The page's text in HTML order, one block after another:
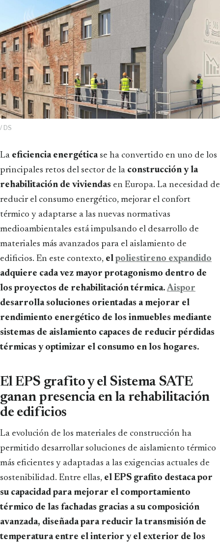
/ DS
La eficiencia energéticase ha convertido en uno de los
principales retos del sector de la construcción y la
rehabilitación de viviendas en Europa. La necesidad de
reducir el consumo energético, mejorar el confort
térmico y adaptarse a las nuevas normativas
medioambientales está impulsando el desarrollo de
materiales más avanzados para el aislamiento de
edificios. En este contexto, el poliestireno expandido
adquiere cada vez mayor protagonismo dentro de
los proyectos de rehabilitación térmica.Aispor
desarrolla soluciones orientadas a mejorar el
rendimiento energético de los inmuebles mediante
sistemas de aislamiento capaces de reducir pérdidas
térmicas y optimizar el consumo en los hogares.
El EPS grafito y el Sistema SATE
ganan presencia en la rehabilitación
de edificios
La evolución de los materiales de construcción ha
permitido desarrollar soluciones de aislamiento térmico
más eficientes y adaptadas a las exigencias actuales de
sostenibilidad. Entre ellas, el EPS grafito destaca por
su capacidad para mejorar el comportamiento
térmico de las fachadas gracias a su composición
avanzada, diseñada para reducir la transmisión de
temperatura entre el interior y el exterior de los